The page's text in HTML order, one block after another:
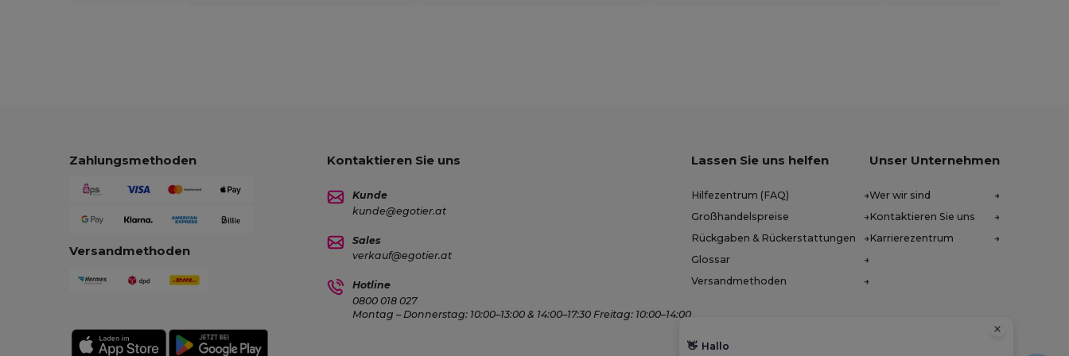
Zahlungsmethoden
Versandmethoden
Kontaktieren Sie uns
Kunde
kunde@egotier.at
Sales
verkauf@egotier.at
Hotline
0800 018 027
Montag – Donnerstag: 10:00–13:00 & 14:00–17:30 Freitag: 10:00–14:00
Lassen Sie uns helfen
Hilfezentrum (FAQ)
Großhandelspreise
Rückgaben & Rückerstattungen
Glossar
Versandmethoden
Unser Unternehmen
Wer wir sind
Kontaktieren Sie uns
Karrierezentrum
👋 Hallo